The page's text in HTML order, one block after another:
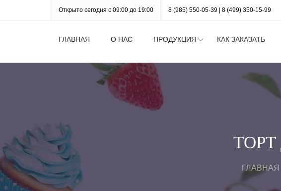
Открыто сегодня с 09:00 до 19:00 8 (985) 550-05-39 8 (499) 350-15-99
ГЛАВНАЯ О НАС ПРОДУКЦИЯ КАК ЗАКАЗАТЬ
ГЛАВНАЯ